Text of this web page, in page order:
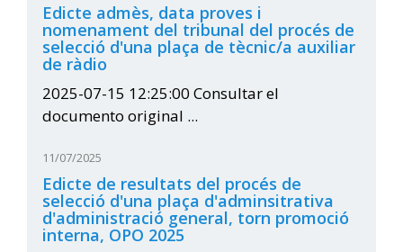
Edicte admès, data proves i
nomenament del tribunal del procés de
selecció d'una plaça de tècnic/a auxiliar
de ràdio
2025-07-15 12:25:00 Consultar el
documento original ...
11/07/2025
Edicte de resultats del procés de
selecció d'una plaça d'adminsitrativa
d'administració general, torn promoció
interna, OPO 2025